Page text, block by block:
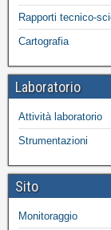
Rapporti tecnico-
Cartografia
Laboratorio
Attività laboratorio
Strumentazioni
Sito
Monitoraggio